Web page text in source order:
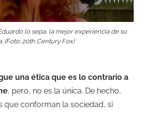
lo sepa, la mejor experiencia de su
(Foto: 20th Century Fox)
una ética que es lo contrario a
, pero, no es la única. De hecho,
que conforman la sociedad, si